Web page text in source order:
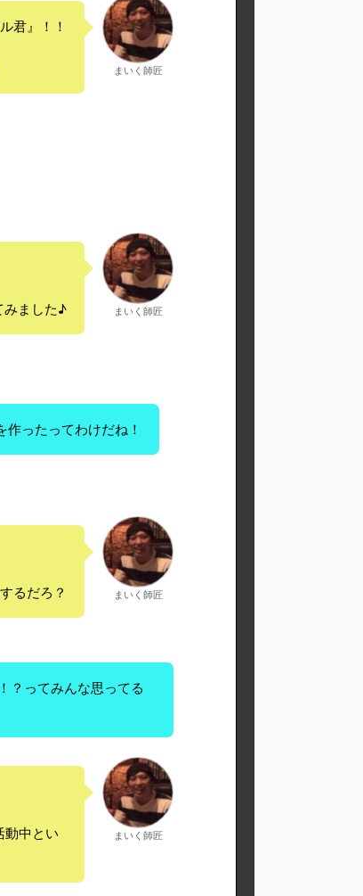
君』！！
まいく師匠
みました♪ まいく師匠
ったってわけだね！
るだろ？ まいく師匠
ってみんな思ってる
動中とい
まいく師匠